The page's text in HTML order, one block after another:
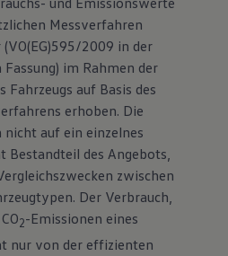
Messverfahren
2009 in der
im Rahmen der
Fahrzeugs auf Basis des
erhoben. Die
nicht auf ein einzelnes
Bestandteil des Angebots,
zwischen
Der Verbrauch,
2-Emissionen eines
nur von der effizienten